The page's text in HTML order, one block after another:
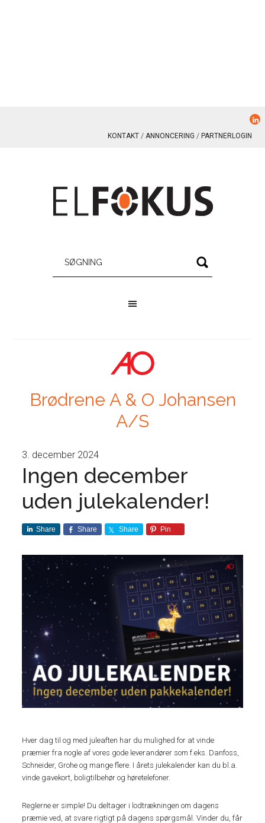
KONTAKT ANNONCERING PARTNERLOGIN
Brødrene A & O Johansen
A/S
3. december 2024
Ingen december
uden julekalender!
Share Share Share Pin
Hver dag til og med juleaften har du mulighed for at vinde
præmier fra nogle af vores gode leverandører som f.eks. Danfoss,
Schneider, Grohe og mange flere. I årets julekalender kan du bl.a.
vinde gavekort, boligtilbehør og høretelefoner.
Reglerne er simple! Du deltager i lodtrækningen om dagens
præmie ved, at svare rigtigt på dagens spørgsmål. Vinder du, får